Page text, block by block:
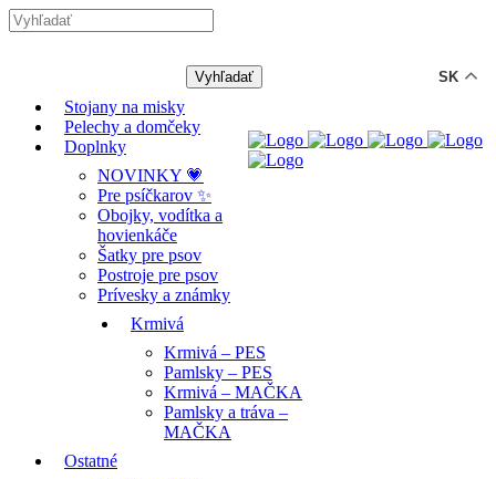
Stojany na misky
Pelechy a domčeky
Doplnky
NOVINKY 💗
Pre psíčkarov ✨
Obojky, vodítka a
hovienkáče
Šatky pre psov
Postroje pre psov
Prívesky a známky
Krmivá
Krmivá – PES
Pamlsky – PES
Krmivá – MAČKA
Pamlsky a tráva –
MAČKA
Ostatné
SK
-12% ZĽAVA s kódom "LETO12" ☀️